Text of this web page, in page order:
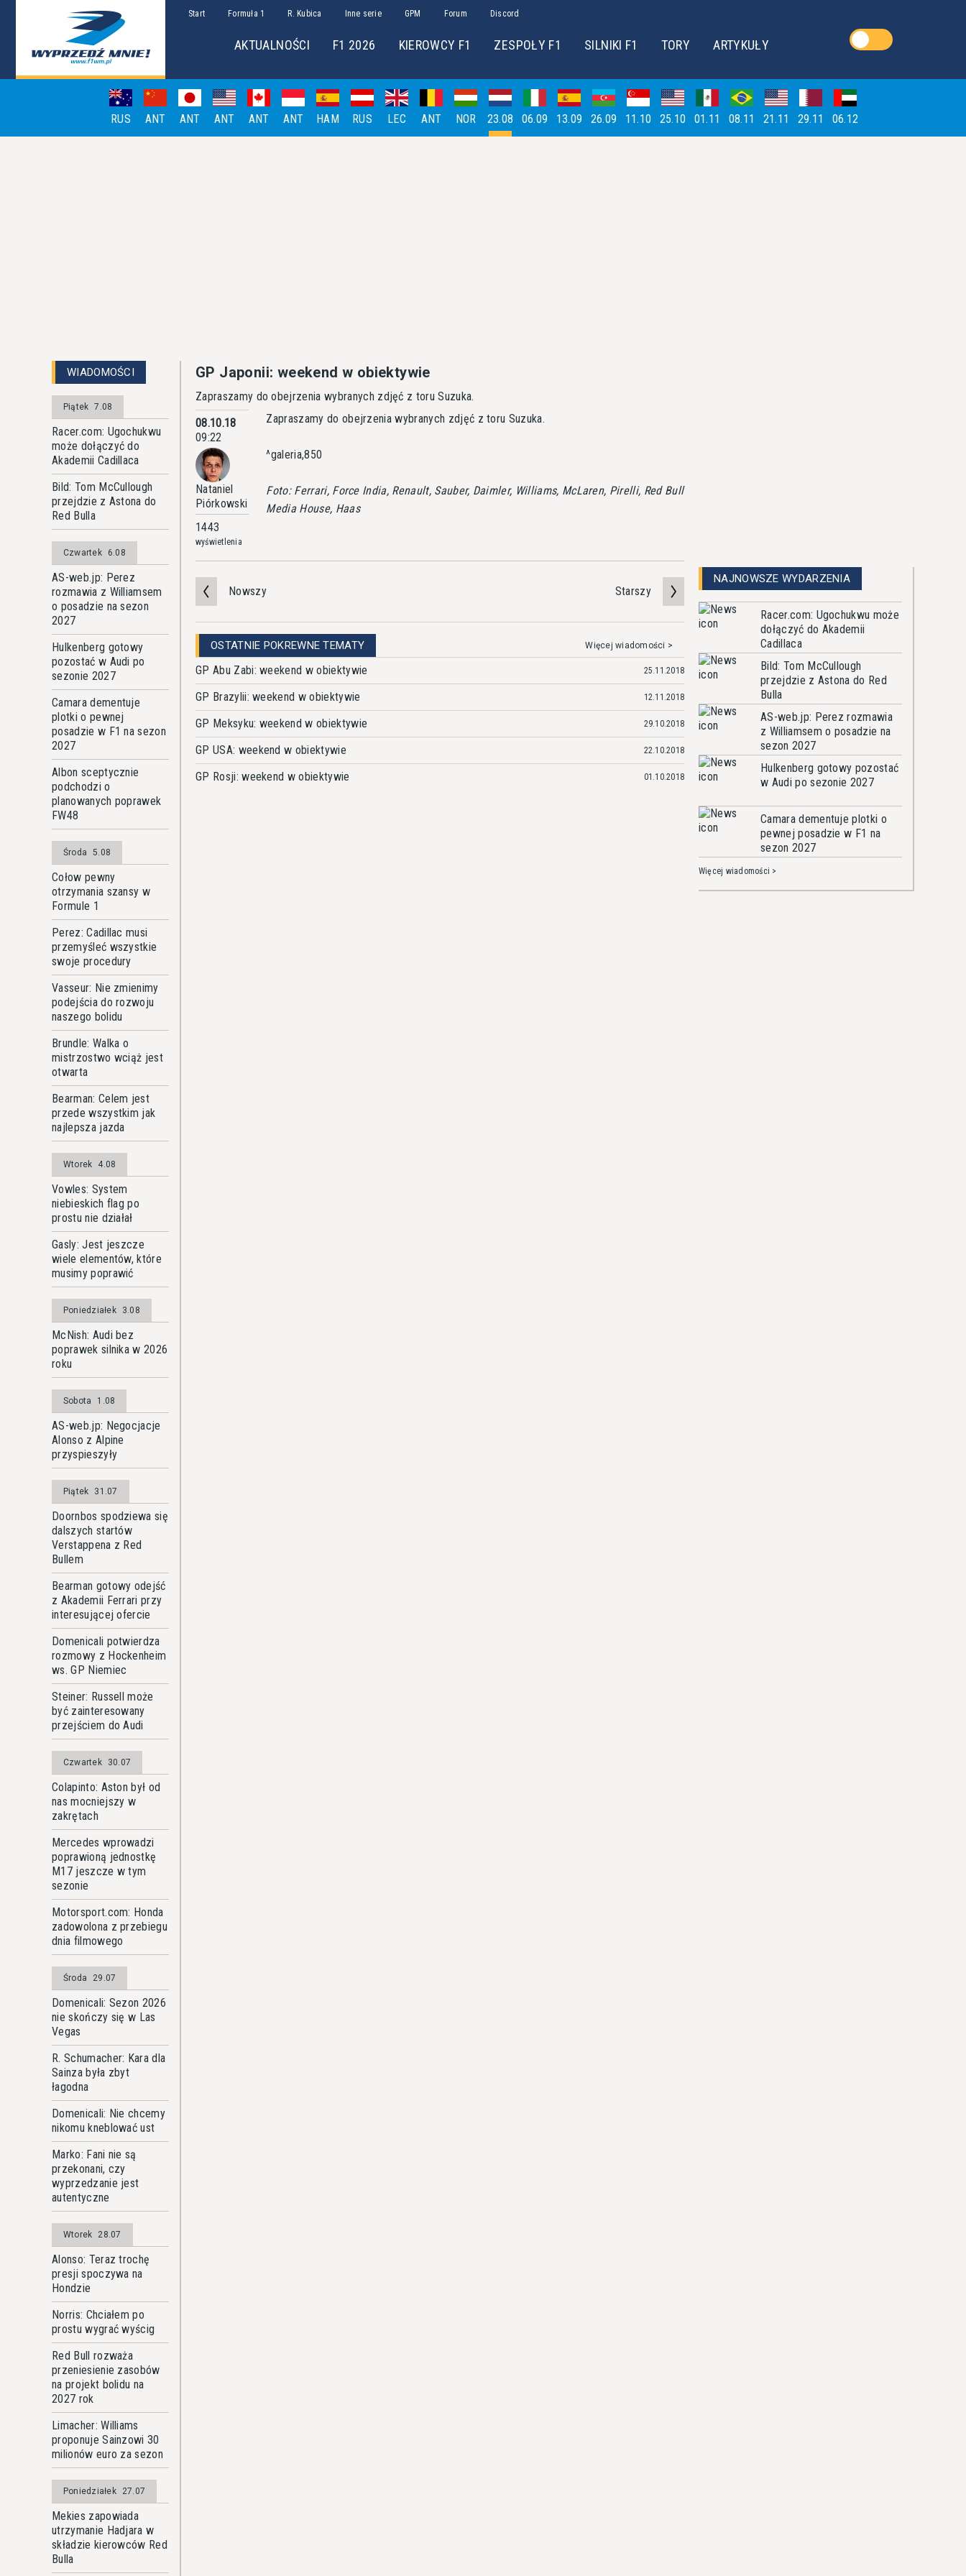
Start Formuła 1 R. Kubica Inne serie GPM Forum Discord
AKTUALNOŚCI F1 2026 KIEROWCY F1 ZESPOŁY F1 SILNIKI F1 TORY ARTYKUŁY
RUS ANT ANT ANT ANT ANT HAM RUS LEC ANT NOR 23.08 06.09 13.09 26.09 11.10 25.10 01.11 08.11 21.11 29.11 06.12
WIADOMOŚCI
Piątek 7.08
Racer.com: Ugochukwu
może dołączyć do
Akademii Cadillaca
Bild: Tom McCullough
przejdzie z Astona do
Red Bulla
Czwartek 6.08
AS-web.jp: Perez
rozmawia z Williamsem
o posadzie na sezon
2027
Hulkenberg gotowy
pozostać w Audi po
sezonie 2027
Camara dementuje
plotki o pewnej
posadzie w F1 na sezon
2027
Albon sceptycznie
podchodzi o
planowanych poprawek
FW48
Środa 5.08
Cołow pewny
otrzymania szansy w
Formule 1
Perez: Cadillac musi
przemyśleć wszystkie
swoje procedury
Vasseur: Nie zmienimy
podejścia do rozwoju
naszego bolidu
Brundle: Walka o
mistrzostwo wciąż jest
otwarta
Bearman: Celem jest
przede wszystkim jak
najlepsza jazda
Wtorek 4.08
Vowles: System
niebieskich flag po
prostu nie działał
Gasly: Jest jeszcze
wiele elementów, które
musimy poprawić
Poniedziałek 3.08
McNish: Audi bez
poprawek silnika w 2026
roku
Sobota 1.08
AS-web.jp: Negocjacje
Alonso z Alpine
przyspieszyły
Piątek 31.07
Doornbos spodziewa się
dalszych startów
Verstappena z Red
Bullem
Bearman gotowy odejść
z Akademii Ferrari przy
interesującej ofercie
Domenicali potwierdza
rozmowy z Hockenheim
ws. GP Niemiec
Steiner: Russell może
być zainteresowany
przejściem do Audi
Czwartek 30.07
Colapinto: Aston był od
nas mocniejszy w
zakrętach
Mercedes wprowadzi
poprawioną jednostkę
M17 jeszcze w tym
sezonie
Motorsport.com: Honda
zadowolona z przebiegu
dnia filmowego
Środa 29.07
Domenicali: Sezon 2026
nie skończy się w Las
Vegas
R. Schumacher: Kara dla
Sainza była zbyt
łagodna
Domenicali: Nie chcemy
nikomu kneblować ust
Marko: Fani nie są
przekonani, czy
wyprzedzanie jest
autentyczne
Wtorek 28.07
Alonso: Teraz trochę
presji spoczywa na
Hondzie
Norris: Chciałem po
prostu wygrać wyścig
Red Bull rozważa
przeniesienie zasobów
na projekt bolidu na
2027 rok
Limacher: Williams
proponuje Sainzowi 30
milionów euro za sezon
Poniedziałek 27.07
Mekies zapowiada
utrzymanie Hadjara w
składzie kierowców Red
Bulla
GP Japonii: weekend w obiektywie
Zapraszamy do obejrzenia wybranych zdjęć z toru Suzuka.
08.10.18
09:22
Nataniel
Piórkowski
1443
wyświetlenia
Zapraszamy do obejrzenia wybranych zdjęć z toru Suzuka.
^galeria,850
Foto: Ferrari, Force India, Renault, Sauber, Daimler, Williams, McLaren, Pirelli, Red Bull
Media House, Haas
Nowszy Starszy
OSTATNIE POKREWNE TEMATY Więcej wiadomości >
GP Abu Zabi: weekend w obiektywie 25.11.2018
GP Brazylii: weekend w obiektywie 12.11.2018
GP Meksyku: weekend w obiektywie 29.10.2018
GP USA: weekend w obiektywie 22.10.2018
GP Rosji: weekend w obiektywie 01.10.2018
NAJNOWSZE WYDARZENIA
Racer.com: Ugochukwu może
dołączyć do Akademii
Cadillaca
Bild: Tom McCullough
przejdzie z Astona do Red
Bulla
AS-web.jp: Perez rozmawia
z Williamsem o posadzie na
sezon 2027
Hulkenberg gotowy pozostać
w Audi po sezonie 2027
Camara dementuje plotki o
pewnej posadzie w F1 na
sezon 2027
Więcej wiadomości >